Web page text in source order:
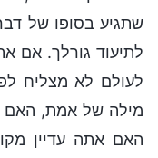
שתגיע בסופו של
לתיעוד גורלך. אם
לעולם לא מצליח
מילה של אמת, האם
האם אתה עדיין